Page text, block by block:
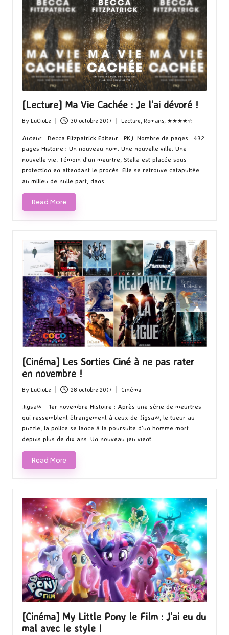
[Lecture] Ma Vie Cachée : Je l’ai dévoré !
Posted
by
By LuCioLe 30 octobre 2017
in
Lecture, Romans, ★★★★☆
Auteur : Becca Fitzpatrick Editeur : PKJ. Nombre de pages : 432
pages Histoire : Un nouveau nom. Une nouvelle ville. Une
nouvelle vie. Témoin d’un meurtre, Stella est placée sous
protection en attendant le procès. Elle se retrouve catapultée
au milieu de nulle part, dans…
Read More
[Cinéma] Les Sorties Ciné à ne pas rater
en novembre !
Posted
by
By LuCioLe 28 octobre 2017
Posted
in
Cinéma
Jigsaw - 1er novembre Histoire : Après une série de meurtres
qui ressemblent étrangement à ceux de Jigsaw, le tueur au
puzzle, la police se lance à la poursuite d'un homme mort
depuis plus de dix ans. Un nouveau jeu vient…
Read More
[Cinéma] My Little Pony le Film : J’ai eu du
mal avec le style !